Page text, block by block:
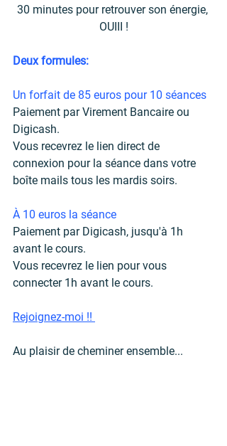
30 minutes pour retrouver son énergie,
OUIII !
Deux formules:
Un forfait de 85 euros pour 10 séances
Paiement par Virement Bancaire ou
Digicash.
Vous recevrez le lien direct de
connexion pour la séance dans votre
boîte mails tous les mardis soirs.
À 10 euros la séance
Paiement par Digicash, jusqu'à 1h
avant le cours.
Vous recevrez le lien pour vous
connecter 1h avant le cours.
Rejoignez-moi !!
Au plaisir de cheminer ensemble...